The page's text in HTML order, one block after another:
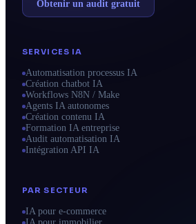
Obtenir un audit gratuit
SERVICES IA
Automatisation processus IA
Création chatbot IA
Workflows N8N / Make
Agents IA autonomes
Création contenu IA
Formation IA entreprise
Audit automatisation IA
Intégration API IA
PAR SECTEUR
IA pour e-commerce